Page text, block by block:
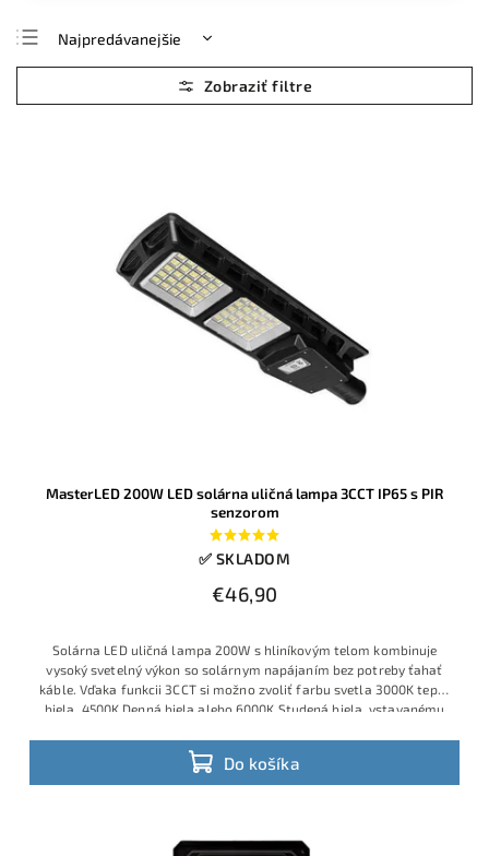
Najpredávanejšie
Najlacnejšie
Najdrahšie
MasterLED 200W LED solárna uličná lampa 3CCT IP65 s PIR
senzorom
✅ SKLADOM
€46,90
Do košíka
Solárna LED uličná lampa 200W s hliníkovým telom kombinuje
vysoký svetelný výkon so solárnym napájaním bez potreby ťahať
káble. Vďaka funkcii 3CCT si možno zvoliť farbu svetla 3000K teplá
biela, 4500K Denná biela alebo 6000K Studená biela, vstavanému